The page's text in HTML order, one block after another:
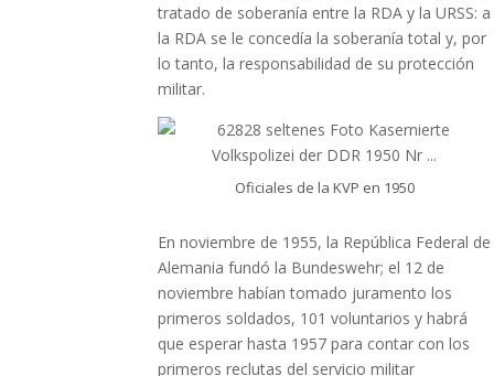
tratado de soberanía entre la RDA y la URSS: a
la RDA se le concedía la soberanía total y, por
lo tanto, la responsabilidad de su protección
militar.
Oficiales de la KVP en 1950
En noviembre de 1955, la República Federal de
Alemania fundó la Bundeswehr; el 12 de
noviembre habían tomado juramento los
primeros soldados, 101 voluntarios y habrá
que esperar hasta 1957 para contar con los
primeros reclutas del servicio militar